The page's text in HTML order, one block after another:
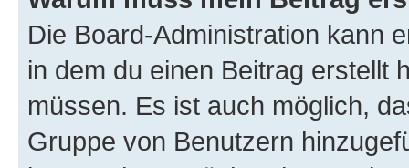
Die Board-Administration kann
in dem du einen Beitrag erstellt
müssen. Es ist auch möglich,
Gruppe von Benutzern